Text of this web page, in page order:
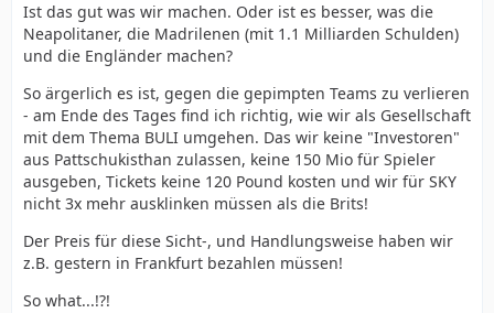
Ist das gut was wir machen. Oder ist es besser, was die
Neapolitaner, die Madrilenen (mit 1.1 Milliarden Schulden)
und die Engländer machen?
So ärgerlich es ist, gegen die gepimpten Teams zu verlieren
- am Ende des Tages find ich richtig, wie wir als Gesellschaft
mit dem Thema BULI umgehen. Das wir keine "Investoren"
aus Pattschukisthan zulassen, keine 150 Mio für Spieler
ausgeben, Tickets keine 120 Pound kosten und wir für SKY
nicht 3x mehr ausklinken müssen als die Brits!
Der Preis für diese Sicht-, und Handlungsweise haben wir
z.B. gestern in Frankfurt bezahlen müssen!
So what...!?!